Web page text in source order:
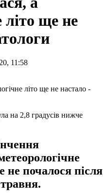
літо ще не
11:58
на 2,8 градусів нижче
не почалося після